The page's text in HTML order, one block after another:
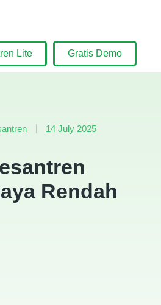
Lite Gratis Demo
14 July 2025
Rendah